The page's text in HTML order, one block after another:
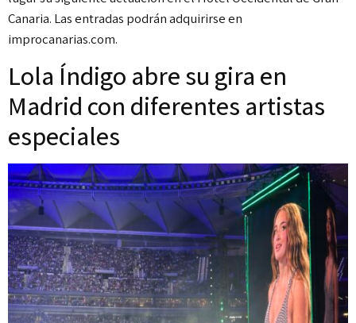
Canaria. Las entradas podrán adquirirse en
improcanarias.com.
Lola Índigo abre su gira en
Madrid con diferentes artistas
especiales